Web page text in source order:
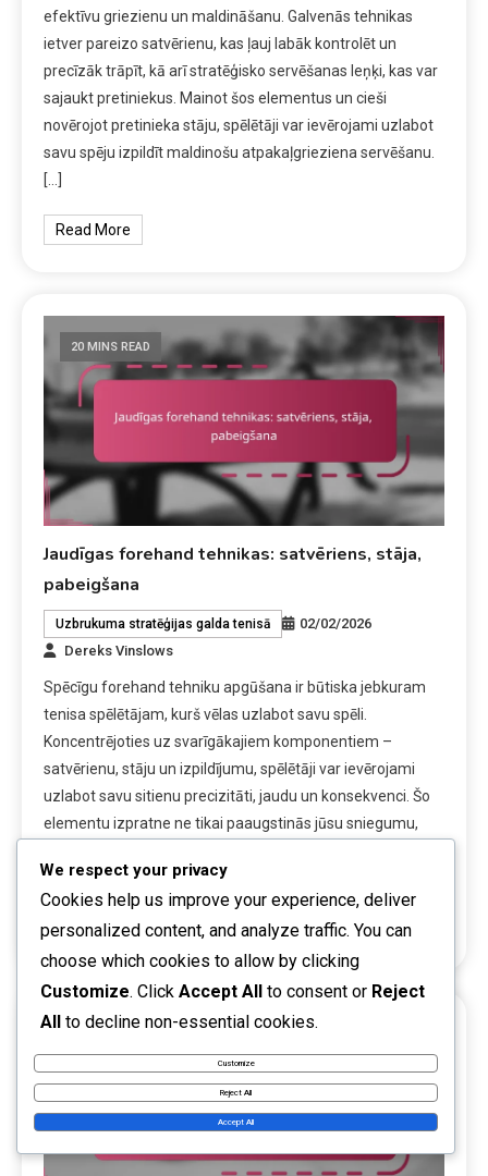
efektīvu griezienu un maldināšanu. Galvenās tehnikas
ietver pareizo satvērienu, kas ļauj labāk kontrolēt un
precīzāk trāpīt, kā arī stratēģisko servēšanas leņķi, kas var
sajaukt pretiniekus. Mainot šos elementus un cieši
novērojot pretinieka stāju, spēlētāji var ievērojami uzlabot
savu spēju izpildīt maldinošu atpakaļgrieziena servēšanu.
[…]
Read More
20 MINS READ
Jaudīgas forehand tehnikas: satvēriens, stāja,
pabeigšana
Uzbrukuma stratēģijas galda tenisā
02/02/2026
Dereks Vinslows
Spēcīgu forehand tehniku apgūšana ir būtiska jebkuram
tenisa spēlētājam, kurš vēlas uzlabot savu spēli.
Koncentrējoties uz svarīgākajiem komponentiem –
satvērienu, stāju un izpildījumu, spēlētāji var ievērojami
uzlabot savu sitienu precizitāti, jaudu un konsekvenci. Šo
elementu izpratne ne tikai paaugstinās jūsu sniegumu,
laukumā. Key sections in the article: Toggle […]
Read More
We respect your privacy
Cookies help us improve your experience, deliver
personalized content, and analyze traffic. You can
choose which cookies to allow by clicking
Customize. Click Accept All to consent or Reject
All to decline non-essential cookies.
Customize
Reject All
Accept All